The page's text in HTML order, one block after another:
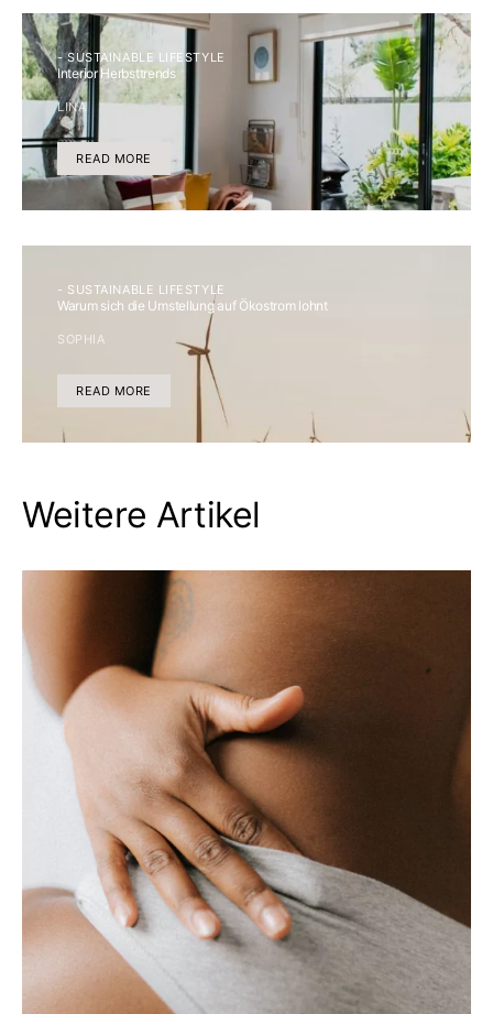
- SUSTAINABLE LIFESTYLE
Interior Herbsttrends
LINA
READ MORE
- SUSTAINABLE LIFESTYLE
Warum sich die Umstellung auf Ökostrom lohnt
SOPHIA
READ MORE
Weitere Artikel